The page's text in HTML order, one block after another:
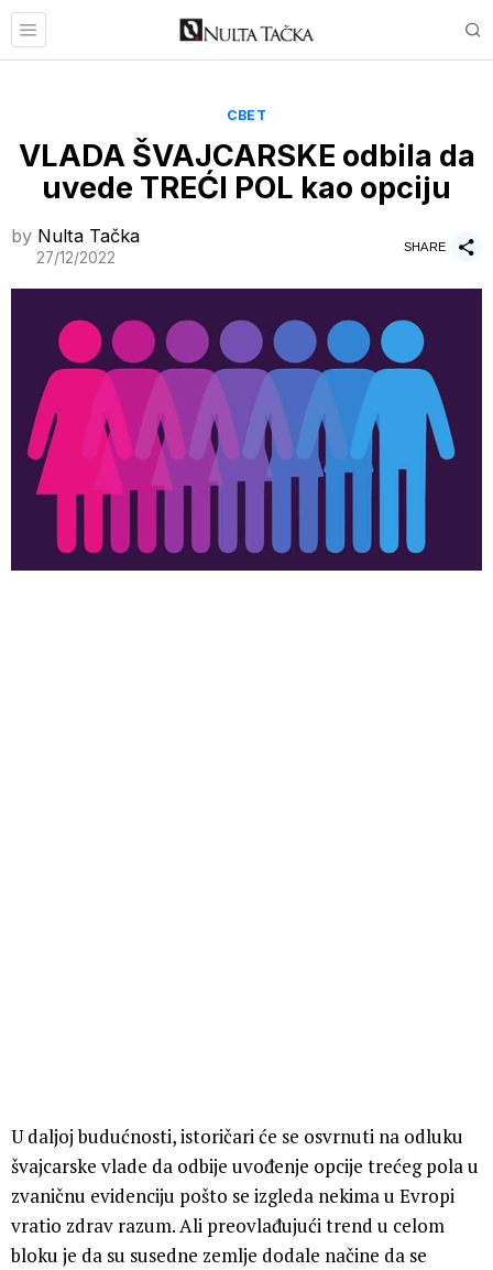
СВЕТ
VLADA ŠVAJCARSKE odbila da
uvede TREĆI POL kao opciju
by Nulta Tačka
27/12/2022
SHARE
U daljoj budućnosti, istoričari će se osvrnuti na odluku
švajcarske vlade da odbije uvođenje opcije trećeg pola u
zvaničnu evidenciju pošto se izgleda nekima u Evropi
vratio zdrav razum. Ali preovlađujući trend u celom
bloku je da su susedne zemlje dodale načine da se